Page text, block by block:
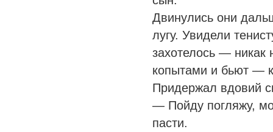
Двинулись они
лугу. Увидели
захотелось — никак
копытами и бьют —
Придержал вдовий
— Пойду погляжу,
пасти.